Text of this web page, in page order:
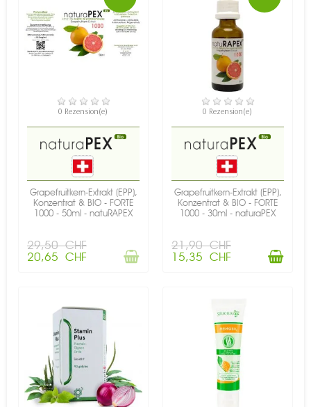
NICHT AUF LAGER
0 Rezension(e)
Grapefruitkern-Extrakt (EPP),
Konzentrat & BIO - FORTE
1000 - 50ml - natuRAPEX
29,50 CHF
20,65 CHF
VERFÜGBAR
0 Rezension(e)
Grapefruitkern-Extrakt (EPP),
Konzentrat & BIO - FORTE
1000 - 30ml - naturaPEX
21,90 CHF
15,35 CHF